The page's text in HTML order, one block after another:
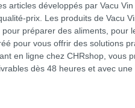
articles développés par Vacu
prix. Les produits de Vacu
préparer des aliments, pour
pour vous offrir des solutions
en ligne chez CHRshop, vous
dès 48 heures et avec